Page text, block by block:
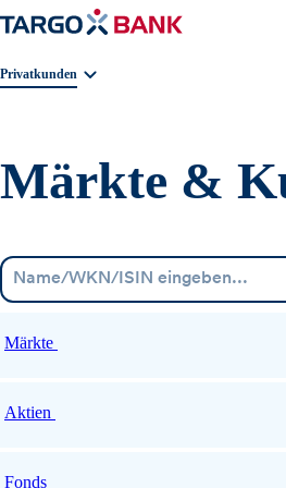
Geschäftsbereichnavigation. Aktuelle Auswahl:
Privatkunden
Märkte &
Märkte
Aktien
Fonds